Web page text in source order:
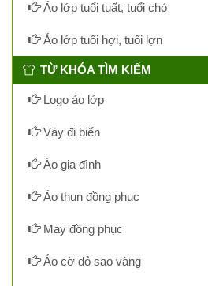
Áo lớp tuổi tuất, tuổi chó
Áo lớp tuổi hợi, tuổi lợn
TỪ KHÓA TÌM KIẾM
Logo áo lớp
Váy đi biển
Áo gia đình
Áo thun đồng phục
May đồng phục
Áo cờ đỏ sao vàng